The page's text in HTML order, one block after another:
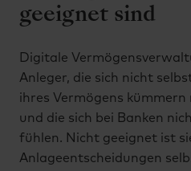
geeignet sind
Digitale
Anleger, die sich nicht
ihres Vermögens
und die sich bei Banken
fühlen. Nicht geeignet ist
Anlageentscheidungen